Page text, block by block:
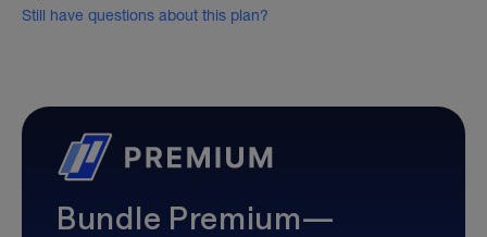
Still have questions about this plan?
Bundle Premium—